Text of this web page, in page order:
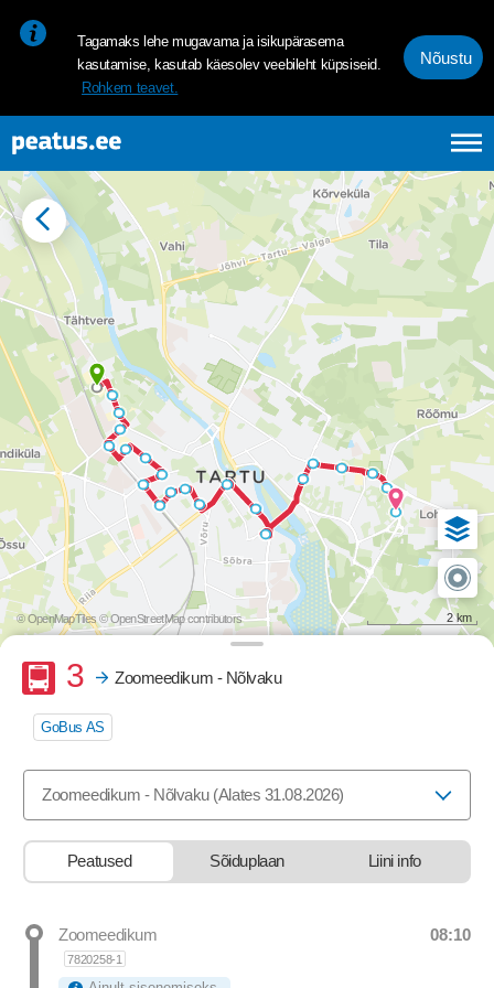
Tagamaks lehe mugavama ja isikupärasema
kasutamise, kasutab käesolev veebileht küpsiseid.
Rohkem teavet.
Nõustu
© OpenMapTiles © OpenStreetMap contributors 2 km
Buss
3 Zoomeedikum - Nõlvaku
GoBus AS
Zoomeedikum - Nõlvaku (Alates 31.08.2026)
Peatused Sõiduplaan Liini info
Zoomeedikum Departure
08:10
7820258-1